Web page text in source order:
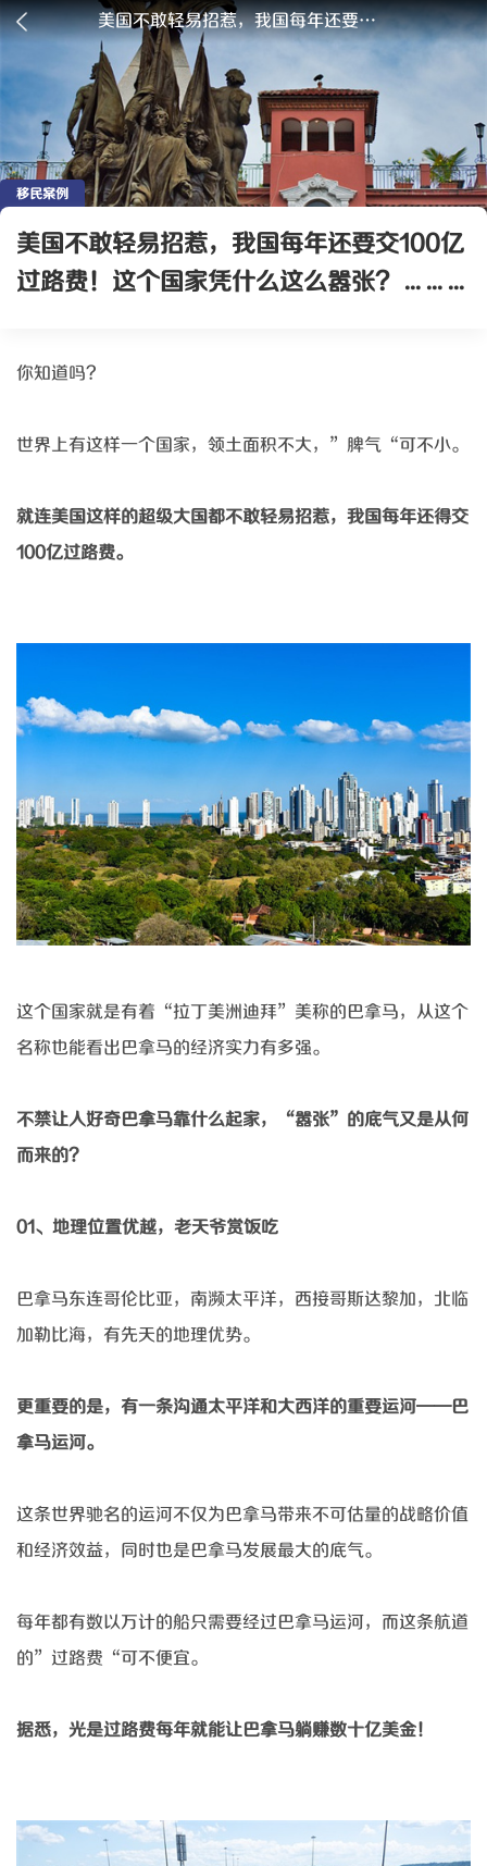
美国不敢轻易招惹，我国每年还要交100亿过路费！这个国家凭什么这么嚣张？ ... ... ...
移民案例
美国不敢轻易招惹，我国每年还要交100亿
过路费！这个国家凭什么这么嚣张？ ... ... ...
你知道吗？
世界上有这样一个国家，领土面积不大， ”脾气“可不小。
就连美国这样的超级大国都不敢轻易招惹，我国每年还得交
100亿过路费。
这个国家就是有着 “拉丁美洲迪拜”美称的巴拿马，从这个
名称也能看出巴拿马的经济实力有多强。
不禁让人好奇巴拿马靠什么起家，
“嚣张”的底气又是从何
而来的？
01、 地理位置优越，老天爷赏饭吃
巴拿马东连哥伦比亚，南濒太平洋，西接哥斯达黎加，北临
加勒比海，有先天的地理优势。
更重要的是，有一条沟通太平洋和大西洋的重要运河——巴
拿马运河。
这条世界驰名的运河不仅为巴拿马带来不可估量的战略价值
和经济效益，同时也是巴拿马发展最大的底气。
每年都有数以万计的船只需要经过巴拿马运河，而这条航道
的”过路费“可不便宜。
据悉，光是过路费每年就能让巴拿马躺赚数十亿美金！